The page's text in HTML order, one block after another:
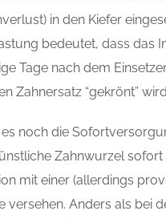
in den Kiefer
bedeutet, dass das
Tage nach dem
Zahnersatz “gekrönt”
noch die
Zahnwurzel sofort
mit einer (allerdings
versehen. Anders als bei